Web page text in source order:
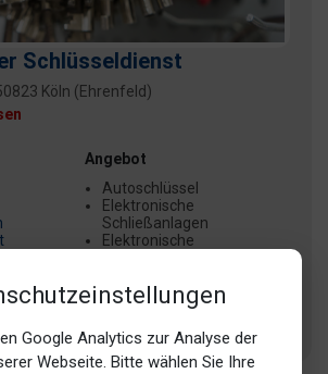
Google Analytics zur Analyse der
Webseite. Bitte wählen Sie Ihre
Schlüsseldienst
Köln (Ehrenfeld)
Angebot
Autoschlüssel
Elektronische
Schließanlagen
Elektronische
Reparatur
+ 8 weitere